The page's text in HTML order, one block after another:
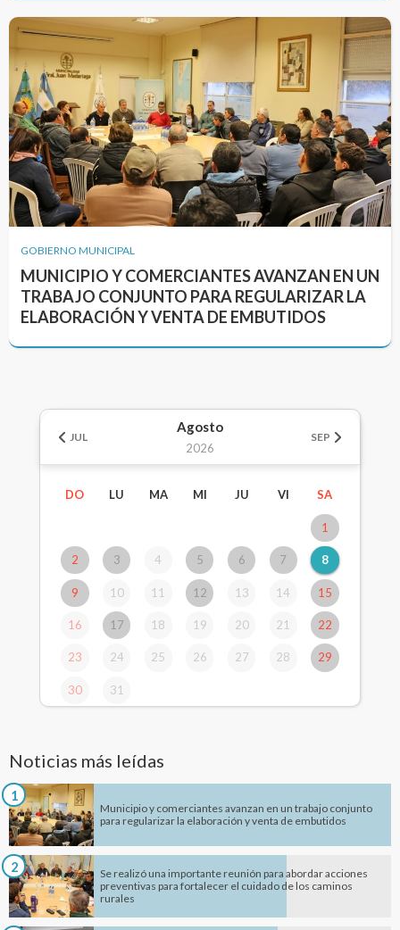
GOBIERNO MUNICIPAL
MUNICIPIO Y COMERCIANTES AVANZAN EN UN
TRABAJO CONJUNTO PARA REGULARIZAR LA
ELABORACIÓN Y VENTA DE EMBUTIDOS
JUL
Agosto
2026
SEP
DO LU MA MI JU VI SA
1
2 3 4 5 6 7 8
9 10 11 12 13 14 15
16 17 18 19 20 21 22
23 24 25 26 27 28 29
30 31
Noticias más leídas
1
Municipio y comerciantes avanzan en un trabajo conjunto
para regularizar la elaboración y venta de embutidos
2
Se realizó una importante reunión para abordar acciones
preventivas para fortalecer el cuidado de los caminos
rurales